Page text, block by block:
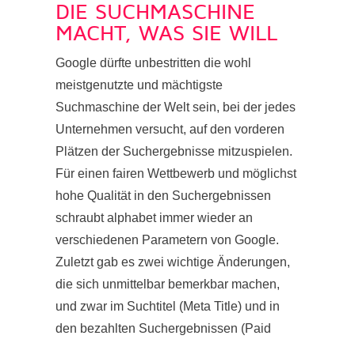
DIE SUCHMASCHINE
MACHT, WAS SIE WILL
Google dürfte unbestritten die wohl
meistgenutzte und mächtigste
Suchmaschine der Welt sein, bei der jedes
Unternehmen versucht, auf den vorderen
Plätzen der Suchergebnisse mitzuspielen.
Für einen fairen Wettbewerb und möglichst
hohe Qualität in den Suchergebnissen
schraubt alphabet immer wieder an
verschiedenen Parametern von Google.
Zuletzt gab es zwei wichtige Änderungen,
die sich unmittelbar bemerkbar machen,
und zwar im Suchtitel (Meta Title) und in
den bezahlten Suchergebnissen (Paid